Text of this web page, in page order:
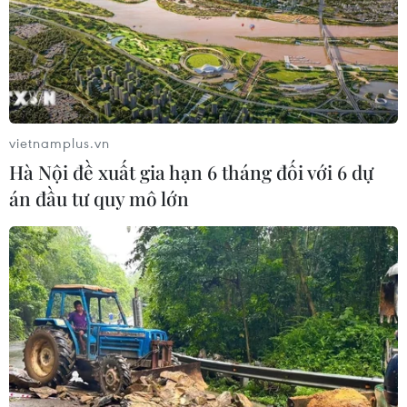
chương
27/07/2026 03:46
Huế được vinh danh điểm đến ẩm
thực truyền thống độc đáo nhất châu
25/07/2026 02:32
Quảng Ngãi" Tổ chức lễ hội gắn với
món ăn độc đáo của người dân ven
sông Trà
24/07/2026 15:48
Hấp dẫn sự kiện hội tụ quán bún bò
Huế tiêu biểu cả nước
vietnamplus.vn
Hà Nội đề xuất gia hạn 6 tháng đối với 6 dự
án đầu tư quy mô lớn